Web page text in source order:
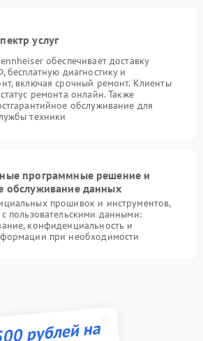
услуг
обеспечивает доставку
бесплатную диагностику и
включая срочный ремонт. Клиенты
ремонта онлайн. Также
обслуживание для
техники
программные решение и
обслуживание данных
прошивок и инструментов,
пользовательскими данными:
конфиденциальность и
при необходимости